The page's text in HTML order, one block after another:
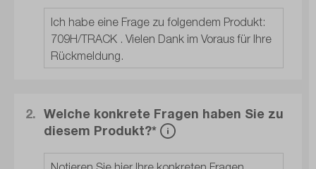
Welche konkrete Fragen haben Sie zu
diesem Produkt?*
2.